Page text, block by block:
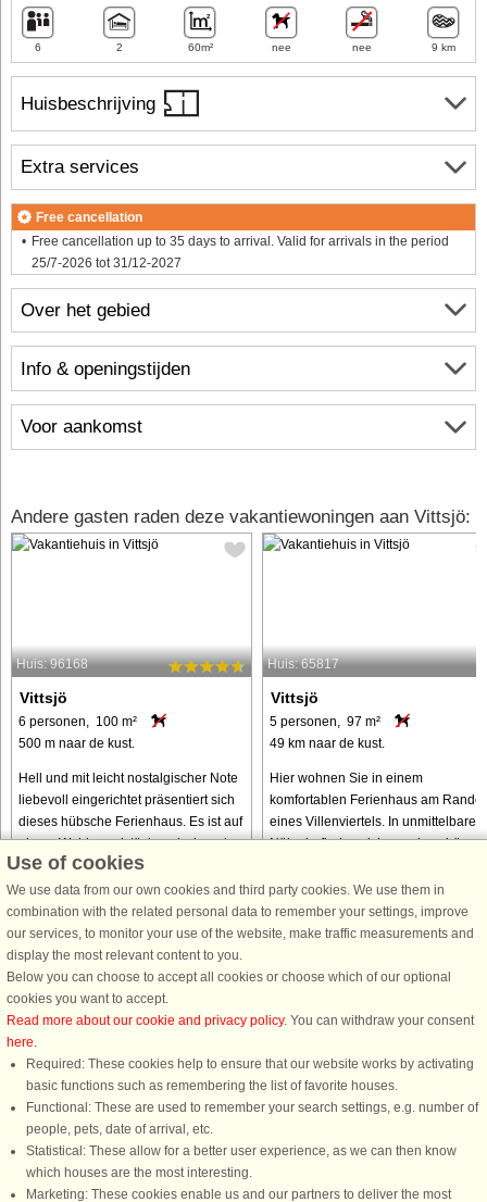
Huisbeschrijving
Over het gebied
Info & openingstijden
Voor aankomst
6 2 60m² nee nee 9 km
Extra services
Free cancellation
Free cancellation up to 35 days to arrival. Valid for arrivals in the period
25/7-2026 tot 31/12-2027
Andere gasten raden deze vakantiewoningen aan Vittsjö:
Huis: 96168
Vittsjö
6 personen, 100 m²
500 m naar de kust.
Hell und mit leicht nostalgischer Note
liebevoll eingerichtet präsentiert sich
dieses hübsche Ferienhaus. Es ist auf
einem Waldgrundstück, zwischen den
Orten Osby und Vittsjö gelegen. Das
traditionelle ...
van € 619
Huis: 65817
Vittsjö
5 personen, 97 m²
49 km naar de kust.
Hier wohnen Sie in einem
komfortablen Ferienhaus am Rande
eines Villenviertels. In unmittelbarer
Nähe befinden sich wunderschöne
idyllische Bade- und Angelseen. Die
perfekte ...
van € 625
DanCenter A/S - Kronprinsensgade 3, 2. - 1114 København K - Danmark
Tel.: +45 70 13 00 00 - Fax.: +45 70 13 70 70 - CVR: 67324013
Danske Bank Copenhagen - IBAN: DK35 3000 4073 0424 53 - BIC/Swift Code :
DABADKKK
Use of cookies
We use data from our own cookies and third party cookies. We use them in
combination with the related personal data to remember your settings, improve
our services, to monitor your use of the website, make traffic measurements and
display the most relevant content to you.
Below you can choose to accept all cookies or choose which of our optional
cookies you want to accept.
Read more about our cookie and privacy policy. You can withdraw your consent
here.
Required: These cookies help to ensure that our website works by activating
basic functions such as remembering the list of favorite houses.
Functional: These are used to remember your search settings, e.g. number of
people, pets, date of arrival, etc.
Statistical: These allow for a better user experience, as we can then know
which houses are the most interesting.
Marketing: These cookies enable us and our partners to deliver the most